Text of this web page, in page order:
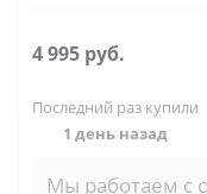
4 995 руб.
Последний раз купили
1 день назад
Мы работаем с